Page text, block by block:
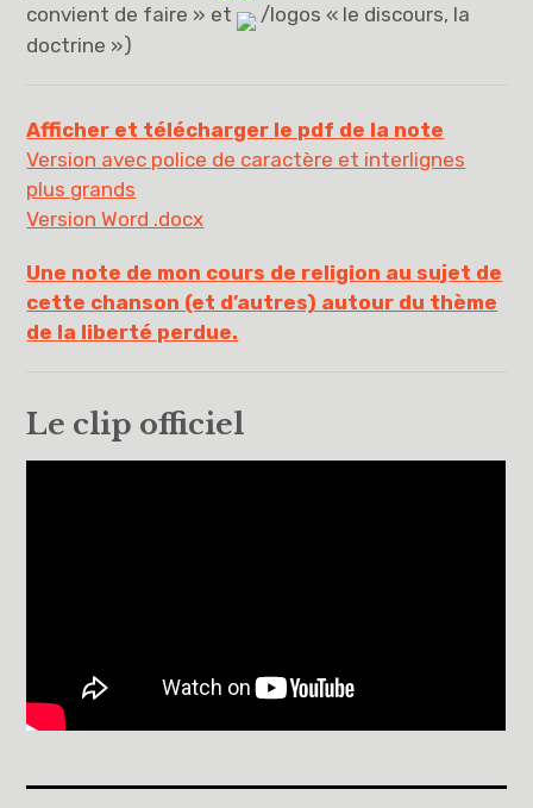
convient de faire » et
/logos « le discours, la
doctrine »)
Afficher et télécharger le pdf de la note
Version avec police de caractère et interlignes
plus grands
Version Word .docx
Une note de mon cours de religion au sujet de
cette chanson (et d’autres) autour du thème
de la liberté perdue.
Le clip officiel